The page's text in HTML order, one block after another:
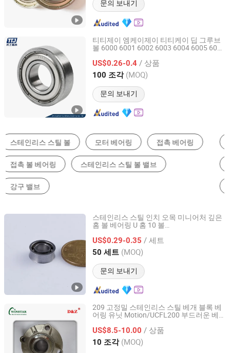
문의 보내기
티티제이 엠케이제이 티티케이 딥 그루브
볼 6000 6001 6002 6003 6004 6005 6006
디얼 하중 베어링
US$0.26-0.4 / 상품
100 조각 (MOQ)
문의 보내기
Zhongshan Cunshang Bearing Co., Itd
Guangdong, China 이후 2026
깊은 홈 볼 베어링 앵귤러 콘택트 볼 베어링
원통형 롤러 베어링 자동차 베어링
베개 블록 베어링
스테인리스 스틸 인치 오목 미니어처 깊은
홈 볼 베어링 U 홈 10 볼
요 및 피젯 스피너 OEM ODM
US$0.29-0.35 / 세트
50 세트 (MOQ)
문의 보내기
Zhangzhou Runstar Bearings Manufacturing Co., Ltd.
Fujian, China 이후 2023
209 고정밀 스테인리스 스틸 베개 블록 베
어링 유닛 Motion/UCFL200 부드러운 베
입 베어링
US$8.5-10.00 / 상품
10 조각 (MOQ)
Linxi County Weishida Bearing Manufacture Co., Ltd
Hebei, China 이후 2025